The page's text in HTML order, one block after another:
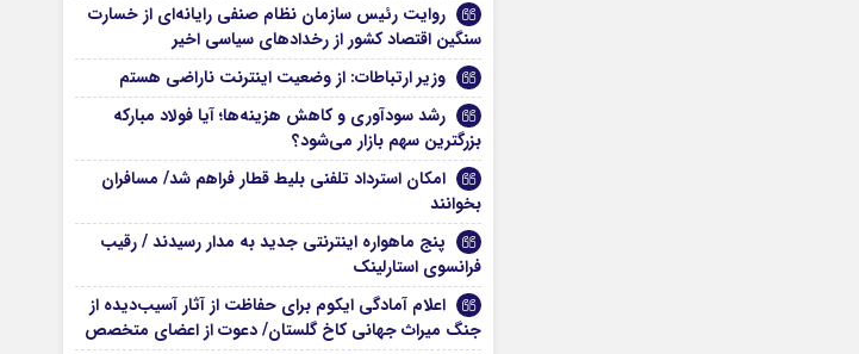
روایت رئیس سازمان نظام صنفی رایانه‌ای از خسارت
سنگین اقتصاد کشور از رخدادهای سیاسی اخیر
وزیر ارتباطات: از وضعیت اینترنت ناراضی هستم
رشد سودآوری و کاهش هزینه‌ها؛ آیا فولاد مبارکه
بزرگترین سهم بازار می‌شود؟
امکان استرداد تلفنی بلیط قطار فراهم شد/ مسافران
بخوانند
پنج ماهواره‌ اینترنتی جدید به مدار رسیدند / رقیب
فرانسوی استارلینک
اعلام آمادگی ایکوم برای حفاظت از آثار آسیب‌دیده از
جنگ میراث جهانی کاخ گلستان/ دعوت از اعضای متخصص